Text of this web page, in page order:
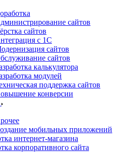
сайтов
сайтов
с 1С
сайтов
сайтов
калькулятора
модулей
поддержка сайтов
конверсии
мобильных приложений
интернет-магазина
корпоративного сайта